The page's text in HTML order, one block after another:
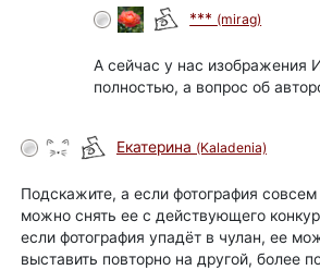
*** (mirag)
А сейчас у нас изображения
полностью, а вопрос об
Екатерина (Kaladenia)
Подскажите, а если фотография
можно снять ее с действующего
если фотография упадёт в чулан, ее
выставить повторно на другой, более